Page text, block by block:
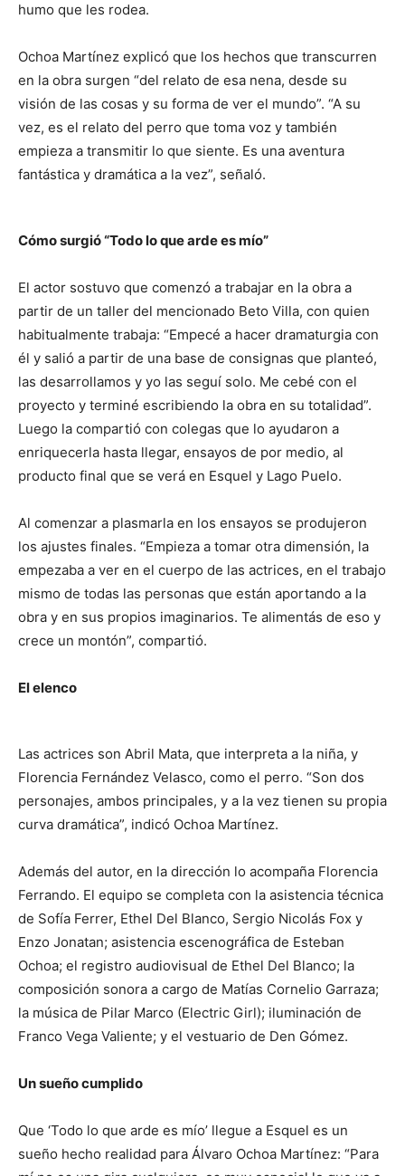
humo que les rodea.
Ochoa Martínez explicó que los hechos que transcurren
en la obra surgen “del relato de esa nena, desde su
visión de las cosas y su forma de ver el mundo”. “A su
vez, es el relato del perro que toma voz y también
empieza a transmitir lo que siente. Es una aventura
fantástica y dramática a la vez”, señaló.
Cómo surgió “Todo lo que arde es mío”
El actor sostuvo que comenzó a trabajar en la obra a
partir de un taller del mencionado Beto Villa, con quien
habitualmente trabaja: “Empecé a hacer dramaturgia con
él y salió a partir de una base de consignas que planteó,
las desarrollamos y yo las seguí solo. Me cebé con el
proyecto y terminé escribiendo la obra en su totalidad”.
Luego la compartió con colegas que lo ayudaron a
enriquecerla hasta llegar, ensayos de por medio, al
producto final que se verá en Esquel y Lago Puelo.
Al comenzar a plasmarla en los ensayos se produjeron
los ajustes finales. “Empieza a tomar otra dimensión, la
empezaba a ver en el cuerpo de las actrices, en el trabajo
mismo de todas las personas que están aportando a la
obra y en sus propios imaginarios. Te alimentás de eso y
crece un montón”, compartió.
El elenco
Las actrices son Abril Mata, que interpreta a la niña, y
Florencia Fernández Velasco, como el perro. “Son dos
personajes, ambos principales, y a la vez tienen su propia
curva dramática”, indicó Ochoa Martínez.
Además del autor, en la dirección lo acompaña Florencia
Ferrando. El equipo se completa con la asistencia técnica
de Sofía Ferrer, Ethel Del Blanco, Sergio Nicolás Fox y
Enzo Jonatan; asistencia escenográfica de Esteban
Ochoa; el registro audiovisual de Ethel Del Blanco; la
composición sonora a cargo de Matías Cornelio Garraza;
la música de Pilar Marco (Electric Girl); iluminación de
Franco Vega Valiente; y el vestuario de Den Gómez.
Un sueño cumplido
Que ‘Todo lo que arde es mío’ llegue a Esquel es un
sueño hecho realidad para Álvaro Ochoa Martínez: “Para